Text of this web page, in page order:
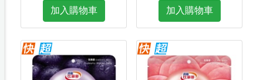
加入購物車 加入購物車